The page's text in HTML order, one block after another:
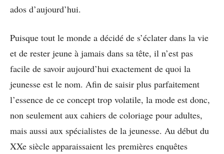
ados d’aujourd’hui.
Puisque tout le monde a décidé de s’éclater dans la vie
et de rester jeune à jamais dans sa tête, il n’est pas
facile de savoir aujourd’hui exactement de quoi la
jeunesse est le nom. Afin de saisir plus parfaitement
l’essence de ce concept trop volatile, la mode est donc,
non seulement aux cahiers de coloriage pour adultes,
mais aussi aux spécialistes de la jeunesse. Au début du
XXe siècle apparaissaient les premières enquêtes